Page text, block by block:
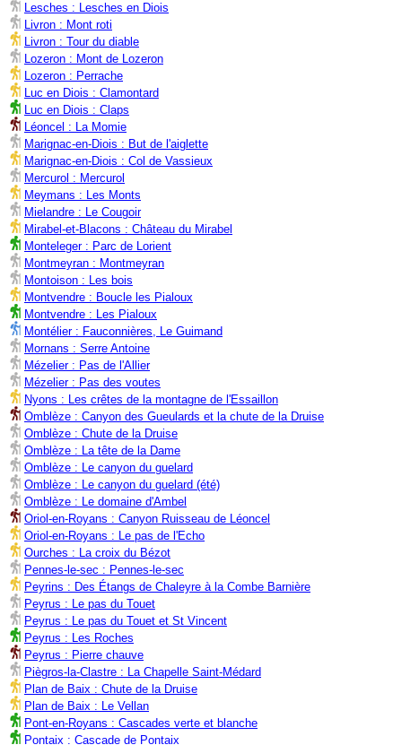
Lesches : Lesches en Diois
Livron : Mont roti
Livron : Tour du diable
Lozeron : Mont de Lozeron
Lozeron : Perrache
Luc en Diois : Clamontard
Luc en Diois : Claps
Léoncel : La Momie
Marignac-en-Diois : But de l'aiglette
Marignac-en-Diois : Col de Vassieux
Mercurol : Mercurol
Meymans : Les Monts
Mielandre : Le Cougoir
Mirabel-et-Blacons : Château du Mirabel
Monteleger : Parc de Lorient
Montmeyran : Montmeyran
Montoison : Les bois
Montvendre : Boucle les Pialoux
Montvendre : Les Pialoux
Montélier : Fauconnières, Le Guimand
Mornans : Serre Antoine
Mézelier : Pas de l'Allier
Mézelier : Pas des voutes
Nyons : Les crêtes de la montagne de l'Essaillon
Omblèze : Canyon des Gueulards et la chute de la Druise
Omblèze : Chute de la Druise
Omblèze : La tête de la Dame
Omblèze : Le canyon du guelard
Omblèze : Le canyon du guelard (été)
Omblèze : Le domaine d'Ambel
Oriol-en-Royans : Canyon Ruisseau de Léoncel
Oriol-en-Royans : Le pas de l'Echo
Ourches : La croix du Bézot
Pennes-le-sec : Pennes-le-sec
Peyrins : Des Étangs de Chaleyre à la Combe Barnière
Peyrus : Le pas du Touet
Peyrus : Le pas du Touet et St Vincent
Peyrus : Les Roches
Peyrus : Pierre chauve
Piègros-la-Clastre : La Chapelle Saint-Médard
Plan de Baix : Chute de la Druise
Plan de Baix : Le Vellan
Pont-en-Royans : Cascades verte et blanche
Pontaix : Cascade de Pontaix